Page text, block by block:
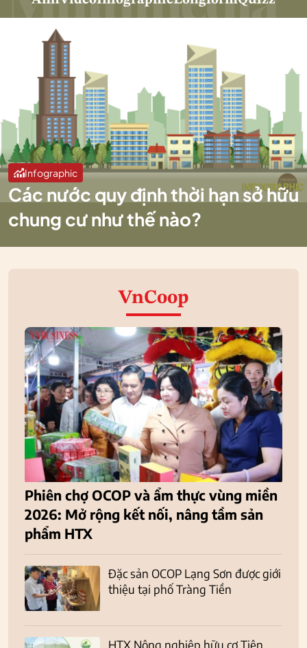
Infographic
Các nước quy định thời hạn sở hữu
chung cư như thế nào?
VnCoop
Phiên chợ OCOP và ẩm thực vùng miền
2026: Mở rộng kết nối, nâng tầm sản
phẩm HTX
Đặc sản OCOP Lạng Sơn được giới
thiệu tại phố Tràng Tiền
HTX Nông nghiệp hữu cơ Tiên